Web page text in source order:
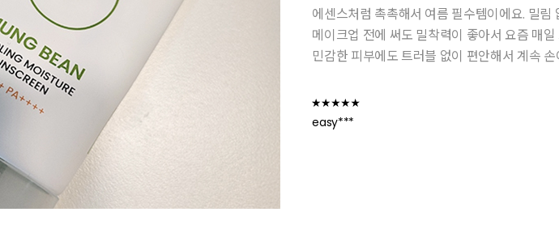
에센스처럼 촉촉해서 여름 필수템이에요. 밀림
메이크업 전에 써도 밀착력이 좋아서 요즘 매
민감한 피부에도 트러블 없이 편안해서 계속
easy***